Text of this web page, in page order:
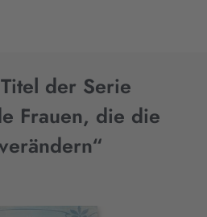
der Serie
Frauen, die die